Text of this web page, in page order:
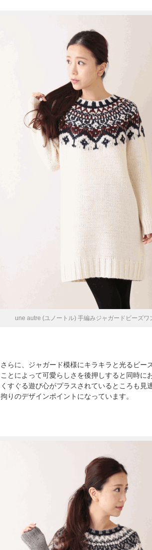
une autre (ユノートル) 手編みジャガードビーズワ
さらに、ジャガード模様にキラキラと光るビー
ことによって可愛らしさを後押しすると同時に
くすぐる遊び心がプラスされているところも見
拘りのデザインポイントになっています。